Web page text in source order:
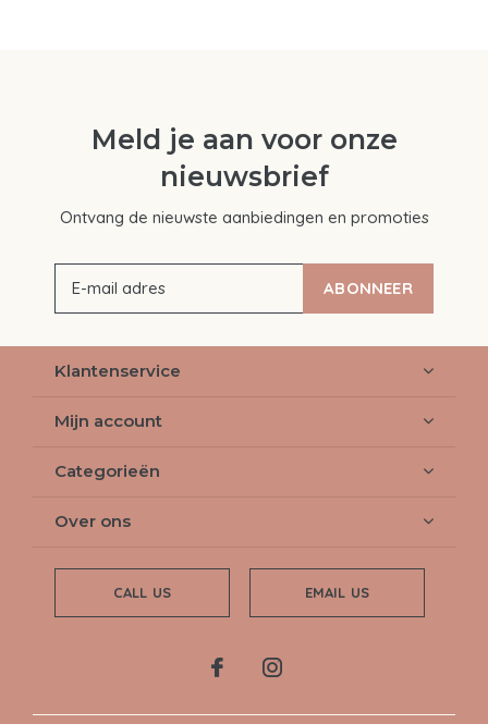
Meld je aan voor onze
nieuwsbrief
Ontvang de nieuwste aanbiedingen en promoties
ABONNEER
Klantenservice
Mijn account
Categorieën
Over ons
CALL US EMAIL US